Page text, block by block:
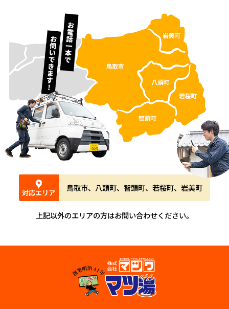
対応エリア 鳥取市、八頭町、智頭町、若桜町、岩美町
上記以外のエリアの方はお問い合わせください。